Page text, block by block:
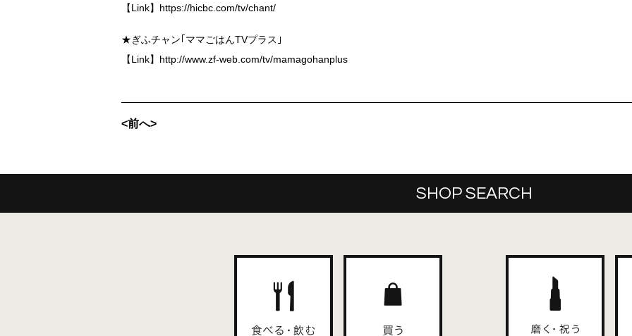
【Link】 https://hicbc.com/tv/chant/
★ぎふチャン｢ママごはんTVプラス｣
【Link】 http://www.zf-web.com/tv/mamagohanplus
<前へ>
SHOP SEARCH